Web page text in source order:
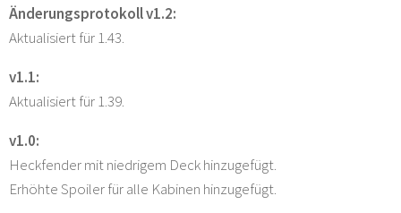
Änderungsprotokoll v1.2:
Aktualisiert für 1.43.
v1.1:
Aktualisiert für 1.39.
v1.0:
Heckfender mit niedrigem Deck hinzugefügt.
Erhöhte Spoiler für alle Kabinen hinzugefügt.